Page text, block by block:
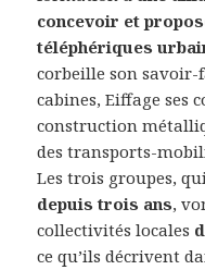
concevoir et
téléphériques
corbeille son savoir-
cabines, Eiffage ses
construction
des transports-
Les trois groupes,
depuis trois ans,
collectivités locales
ce qu’ils décrivent